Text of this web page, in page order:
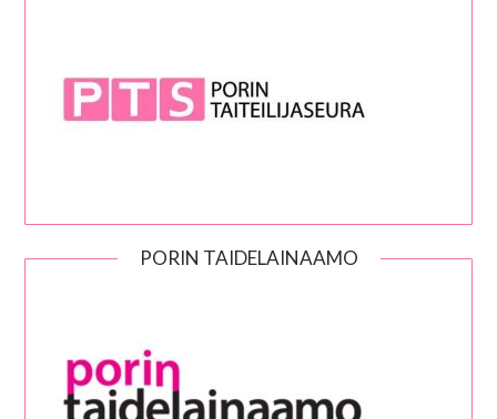
PORIN TAIDELAINAAMO